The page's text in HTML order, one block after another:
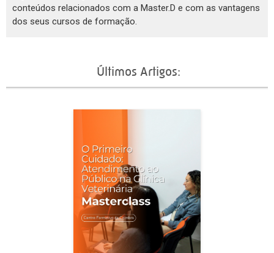
conteúdos relacionados com a Master.D e com as vantagens
dos seus cursos de formação.
Últimos Artigos: